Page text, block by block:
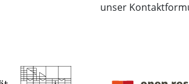
unser